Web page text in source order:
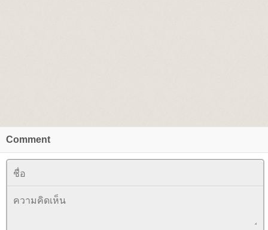
Comment